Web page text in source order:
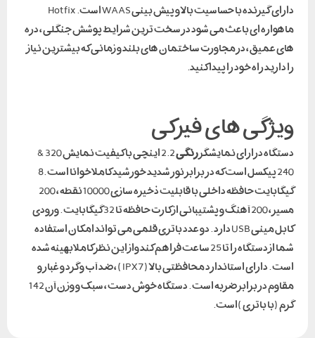
دارای گیرنده با حساسیت بالا و پیش بینی WAAS است. Hot fix
ماهواره ای باعث می شود در سخت ترین شرایط پوشش جنگلی ، دره
های عمیق ، در مجاورت ساختمان های بلند و زمانی که بیشترین نیاز
را دارید راه خود را پیدا کنید.
ویژگی های فیزکی
دستگاه درارای نمایشگررنگی
2.2 اینچی با کیفیت نمایش 320 &
240 پیکسل است که در برابر نور شدید خورشید کاملا خوانا است .8
گیگابایت حافظه داخلی با قابلیت ذخیره سازی 10000 نقطه ، 200
مسیر ، 200 آهنگ و پشتیبانی از کارت حافظه تا 32 گیگابایت . ورودی
کابل مینی USB دارد . دو عدد باتری قلمی می تواند امکان استفاده
شما از دستگاه را تا 25 ساعت فراهم کند واز این نظر کاملا بهینه شده
است . دارای استاندارد محافظتی بالا ( IPX7 ) ، ضد آب و گرد و غبار و
مقاوم در برابر ضربه است . دستگاه خوش دست ، سبک و وزن آن 142
گرم (با باتری )است.